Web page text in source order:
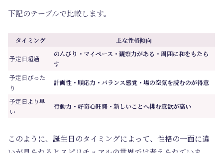
下記のテーブルで比較します。
タイミング 主な性格傾向
予定日超過
のんびり・マイペース・観察力がある・周囲に和をもたら
す
予定日ぴった
り
計画性・順応力・バランス感覚・場の空気を読むのが得意
予定日より早
い
行動力・好奇心旺盛・新しいことへ挑む意欲が高い
このように、誕生日のタイミングによって、性格の一面に違